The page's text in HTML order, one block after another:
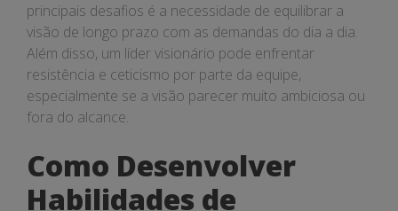
principais desafios é a necessidade de equilibrar a
visão de longo prazo com as demandas do dia a dia.
Além disso, um líder visionário pode enfrentar
resistência e ceticismo por parte da equipe,
especialmente se a visão parecer muito ambiciosa ou
fora do alcance.
Como Desenvolver
Habilidades de